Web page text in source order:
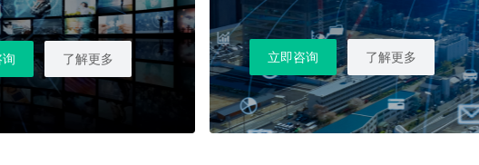
了解更多 立即咨询 了解更多